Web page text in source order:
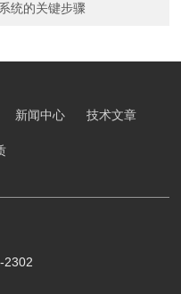
统的关键步骤
新闻中心 技术文章
2302